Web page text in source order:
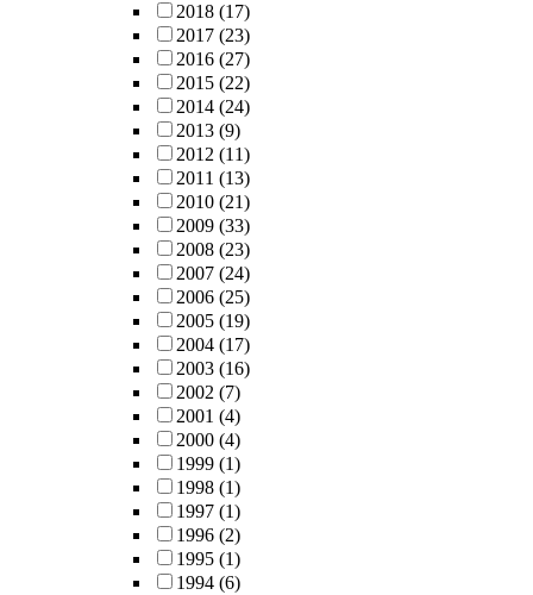
2018 (17)
2017 (23)
2016 (27)
2015 (22)
2014 (24)
2013 (9)
2012 (11)
2011 (13)
2010 (21)
2009 (33)
2008 (23)
2007 (24)
2006 (25)
2005 (19)
2004 (17)
2003 (16)
2002 (7)
2001 (4)
2000 (4)
1999 (1)
1998 (1)
1997 (1)
1996 (2)
1995 (1)
1994 (6)